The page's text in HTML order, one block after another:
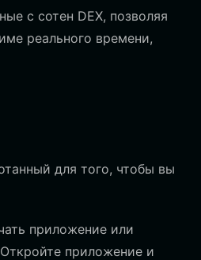
с сотен DEX, позволяя
реального времени,
для того, чтобы вы
приложение или
Откройте приложение и